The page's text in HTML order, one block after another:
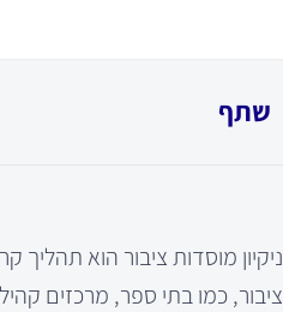
שתף
ניקיון מוסדות ציבור הוא
ציבור, כמו בתי ספר, מרכזים